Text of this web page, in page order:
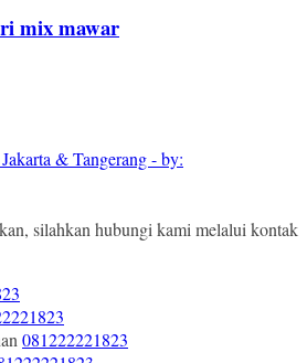
mix mawar
& Tangerang - by:
silahkan hubungi kami melalui kontak
081222221823